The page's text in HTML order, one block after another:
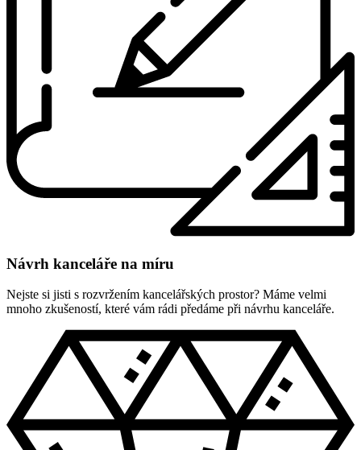
Návrh kanceláře na míru
Nejste si jisti s rozvržením kancelářských prostor? Máme velmi
mnoho zkušeností, které vám rádi předáme při návrhu kanceláře.